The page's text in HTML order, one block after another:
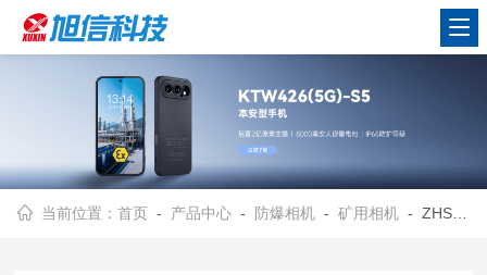
当前位置：首页 - 产品中心 - 防爆相机 -矿用相机 - ZHS2420旭信/防爆数码相机/内置本安型LED闪光灯